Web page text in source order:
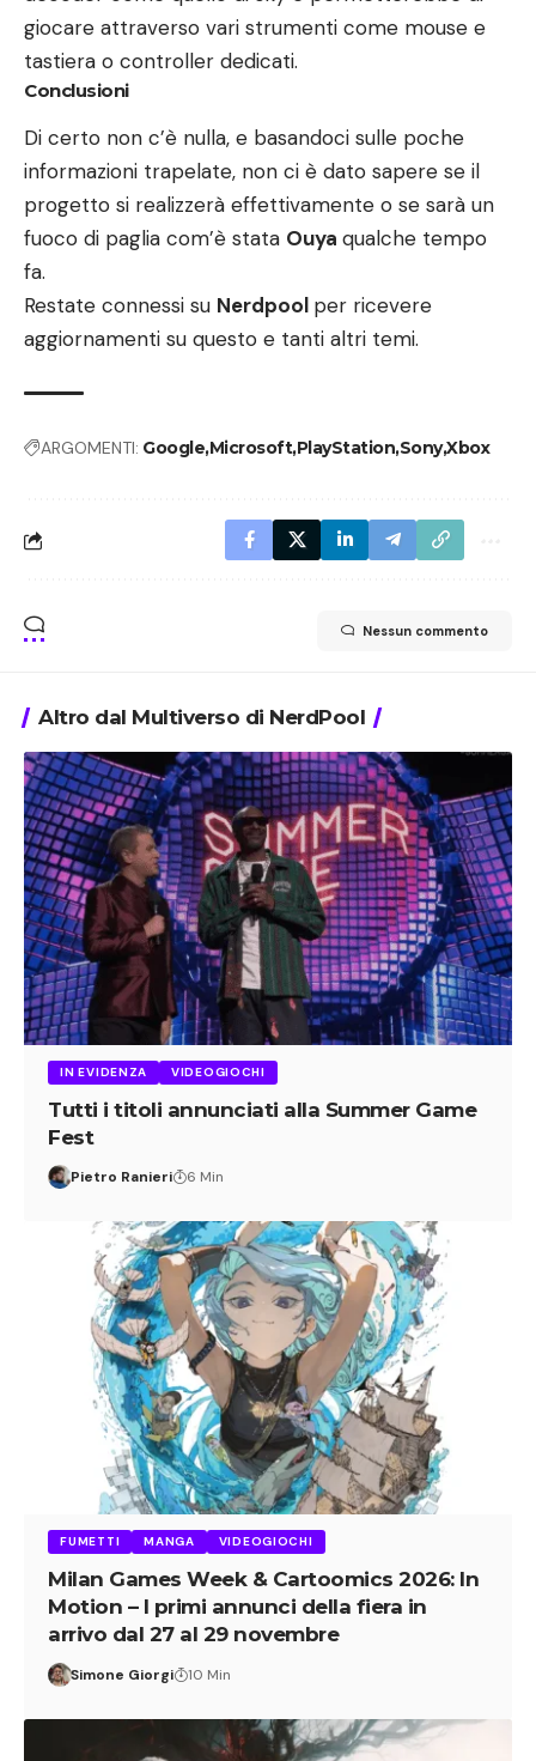
giocare attraverso vari strumenti come mouse e
tastiera o controller dedicati.
Conclusioni
Di certo non c’è nulla, e basandoci sulle poche
informazioni trapelate, non ci è dato sapere se il
progetto si realizzerà effettivamente o se sarà un
fuoco di paglia com’è stata Ouya qualche tempo
fa.
Restate connessi su Nerdpool per ricevere
aggiornamenti su questo e tanti altri temi.
ARGOMENTI: GoogleMicrosoftPlayStationSonyXbox
Nessun commento
Altro dal Multiverso di NerdPool
IN EVIDENZA VIDEOGIOCHI
Tutti i titoli annunciati alla Summer Game
Fest
Pietro Ranieri 6 Min
FUMETTI MANGA VIDEOGIOCHI
Milan Games Week & Cartoomics 2026: In
Motion – I primi annunci della fiera in
arrivo dal 27 al 29 novembre
Simone Giorgi 10 Min